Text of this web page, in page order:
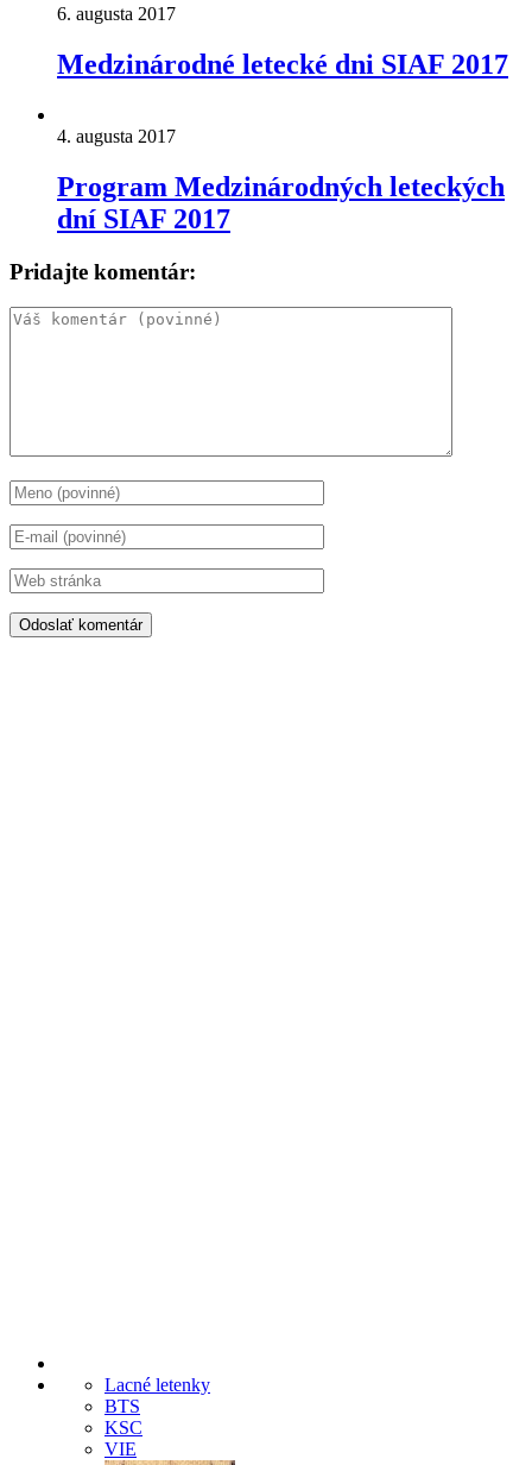
6. augusta 2017
Medzinárodné letecké dni SIAF 2017
4. augusta 2017
Program Medzinárodných leteckých
dní SIAF 2017
Pridajte komentár:
Lacné letenky
BTS
KSC
VIE